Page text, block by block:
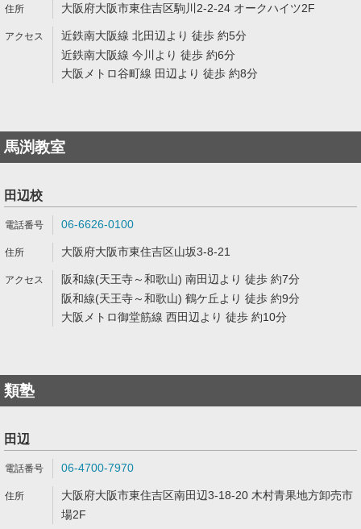
大阪府大阪市東住吉区駒川2-2-24 オークハイツ2F
近鉄南大阪線 北田辺より 徒歩 約5分
近鉄南大阪線 今川より 徒歩 約6分
大阪メトロ谷町線 田辺より 徒歩 約8分
馬渕教室
田辺校
06-6626-0100
大阪府大阪市東住吉区山坂3-8-21
阪和線(天王寺～和歌山) 南田辺より 徒歩 約7分
阪和線(天王寺～和歌山) 鶴ケ丘より 徒歩 約9分
大阪メトロ御堂筋線 西田辺より 徒歩 約10分
類塾
田辺
06-4700-7970
大阪府大阪市東住吉区南田辺3-18-20 木村青果地方卸売市
場2F